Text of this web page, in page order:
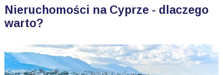
Nieruchomości na Cyprze - dlaczego
warto?